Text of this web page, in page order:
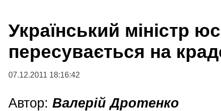
Український міністр
пересувається на
07.12.2011 18:16:42
Автор: Валерій Дротенко